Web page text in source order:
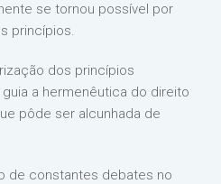
se tornou possível por
princípios.
dos princípios
a hermenêutica do direito
pôde ser alcunhada de
de constantes debates no